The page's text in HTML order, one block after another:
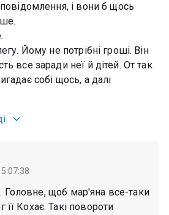
і вони б щось
Йому не потрібні гроші. Він
все заради неї й дітей. От так
собі щось, а далі
щоб мар'яна все-таки
її Кохає. Такі повороти